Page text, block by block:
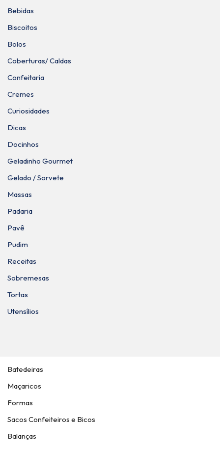
Bebidas
Biscoitos
Bolos
Coberturas/ Caldas
Confeitaria
Cremes
Curiosidades
Dicas
Docinhos
Geladinho Gourmet
Gelado / Sorvete
Massas
Padaria
Pavê
Pudim
Receitas
Sobremesas
Tortas
Utensílios
Batedeiras
Maçaricos
Formas
Sacos Confeiteiros e Bicos
Balanças